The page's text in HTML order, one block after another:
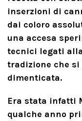
inserzioni di
dai coloro
una accesa
tecnici legati
tradizione che si
dimenticata.
Era stata infatti
qualche anno